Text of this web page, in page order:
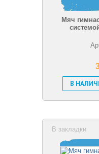
Мяч
В
В закладки